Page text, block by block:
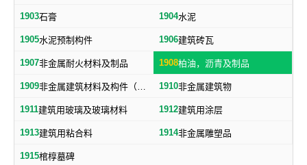
1903石膏 1904水泥
1905水泥预制构件 1906建筑砖瓦
1907非金属耐火材料及制品 1908柏油，沥青及制品
1909 非金属建筑材料及构件（不包括水泥预制构件） 1910非金属建筑物
1911建筑用玻璃及玻璃材料 1912建筑用涂层
1913建筑用粘合料 1914非金属雕塑品
1915棺椁墓碑